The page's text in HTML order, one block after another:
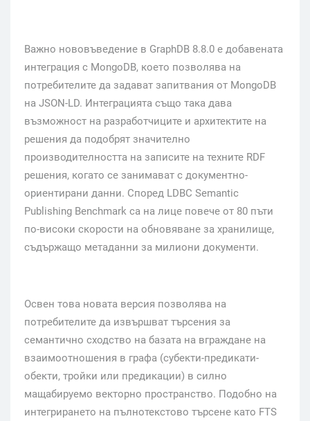
Важно нововъведение в GraphDB 8.8.0 е добавената
интеграция с MongoDB, което позволява на
потребителите да задават запитвания от MongoDB
на JSON-LD. Интеграцията също така дава
възможност на разработчиците и архитектите на
решения да подобрят значително
производителността на записите на техните RDF
решения, когато се занимават с документно-
ориентирани данни. Според LDBC Semantic
Publishing Benchmark са на лице повече от 80 пъти
по-високи скорости на обновяване за хранилище,
съдържащо метаданни за милиони документи.
Освен това новата версия позволява на
потребителите да извършват търсения за
семантично сходство на базата на вграждане на
взаимоотношения в графа (субекти-предикати-
обекти, тройки или предикации) в силно
мащабируемо векторно пространство. Подобно на
интегрирането на пълнотекстово търсене като FTS